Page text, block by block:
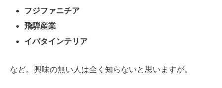
フジファニチア
飛騨産業
イバタインテリア
など。興味の無い人は全く知らないと思いますが。